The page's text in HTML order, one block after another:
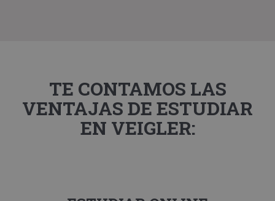
TE CONTAMOS LAS
VENTAJAS DE ESTUDIAR
EN VEIGLER: